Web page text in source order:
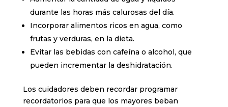
durante las horas más calurosas del día.
Incorporar alimentos ricos en agua, como
frutas y verduras, en la dieta.
Evitar las bebidas con cafeína o alcohol, que
pueden incrementar la deshidratación.
Los cuidadores deben recordar programar
recordatorios para que los mayores beban